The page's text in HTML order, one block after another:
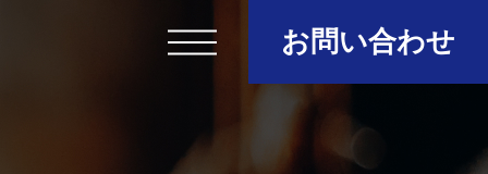
お問い合わせ